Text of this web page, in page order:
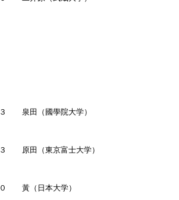
３ 泉田（國學院大学）
３ 原田（東京富士大学）
０ 黃（日本大学）